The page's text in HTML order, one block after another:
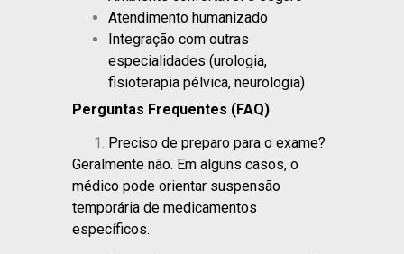
Atendimento humanizado
Integração com outras
especialidades (urologia,
fisioterapia pélvica, neurologia)
Perguntas Frequentes (FAQ)
Preciso de preparo para o exame?
Geralmente não. Em alguns casos, o
médico pode orientar suspensão
temporária de medicamentos
específicos.